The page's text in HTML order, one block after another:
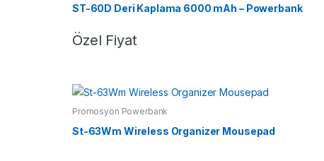
ST-60D Deri Kaplama 6000 mAh – Powerbank
Özel Fiyat
Promosyon Powerbank
St-63Wm Wireless Organizer Mousepad